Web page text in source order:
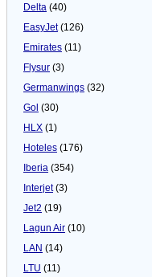
Delta (40)
EasyJet(126)
Emirates (11)
Flysur (3)
Germanwings (32)
Gol (30)
HLX (1)
Hoteles (176)
Iberia (354)
Interjet(3)
Jet2 (19)
Lagun Air (10)
LAN (14)
LTU (11)